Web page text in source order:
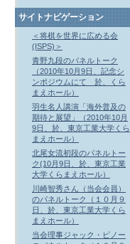
サイトナビゲーション
＜将棋を世界に広める会
(ISPS)＞
青野九段のパネルトーク
（2010年10月9日、記念シ
ンポジウムにて 於、くら
まえホール）
羽生名人講演「海外普及の
期待と展望」（2010年10月
9日、於、東京工業大学くら
まえホール）
北尾女流初段のパネルトー
ク(10月9日、於、東京工業
大学くらまえホール）
川崎智秀さん（当会会員）
のパネルトーク（１０月９
日、於、東京工業大学くら
まえホール）
当会理事ジャック・ピノー